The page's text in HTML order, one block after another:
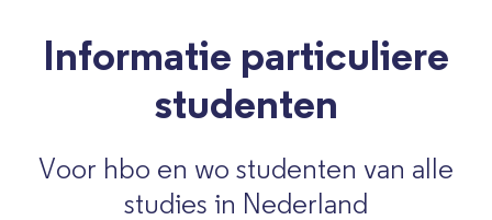
Informatie particuliere
studenten
Voor hbo en wo studenten van alle
studies in Nederland